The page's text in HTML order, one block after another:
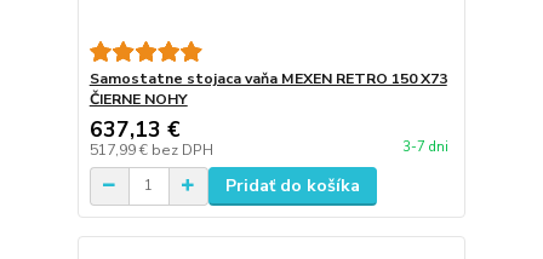
Samostatne stojaca vaňa MEXEN RETRO 150 X73
ČIERNE NOHY
637,13 €
517,99 € bez DPH 3-7 dni
Pridať do košíka